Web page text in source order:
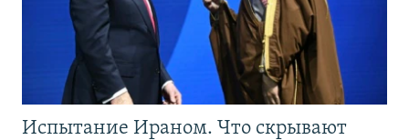
Испытание Ираном. Что скрывают